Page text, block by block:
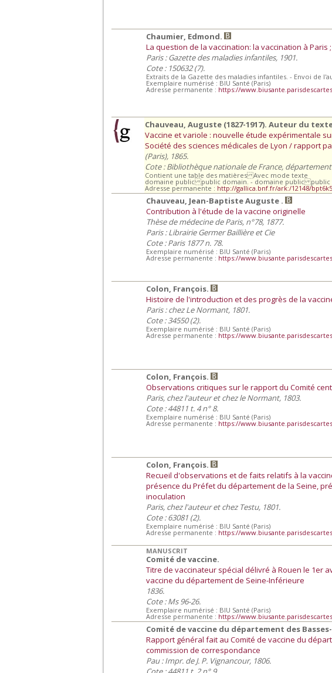
Chaumier, Edmond.
La question de la vaccination: la vaccination à Paris
Paris : Gazette des maladies infantiles, 1901.
Cote : 150632 (7).
Extraits de la Gazette des maladies infantiles. - Envoi de
Exemplaire numérisé : BIU Santé (Paris)
Adresse permanente : https://
Chauveau, Auguste (1827-1917). Auteur du
Vaccine et variole : nouvelle étude expérimentale
Société des sciences médicales de Lyon / rapport
(Paris), 1865.
Cote : Bibliothèque nationale de France, département
Contient une table des matières Avec mode texte
domaine public public domain. - domaine public public
Adresse permanente : http://gallica.bnf.fr/ark:/12148/
Chauveau, Jean-Baptiste Auguste .
Contribution à l'étude de la vaccine originelle
Thèse de médecine de Paris, n°78, 1877.
Paris : Librairie Germer Baillière et Cie
Cote : Paris 1877 n. 78.
Exemplaire numérisé : BIU Santé (Paris)
Adresse permanente : https://
Colon, François.
Histoire de l'introduction et des progrès de la
Paris : chez Le Normant, 1801.
Cote : 34550 (2).
Exemplaire numérisé : BIU Santé (Paris)
Adresse permanente : https://
Colon, François.
Observations critiques sur le rapport du Comité
Paris, chez l'auteur et chez le Normant, 1803.
Cote : 44811 t. 4 n° 8.
Exemplaire numérisé : BIU Santé (Paris)
Adresse permanente : https://
Colon, François.
Recueil d'observations et de faits relatifs à la
présence du Préfet du département de la Seine,
inoculation
Paris, chez l'auteur et chez Testu, 1801.
Cote : 63081 (2).
Exemplaire numérisé : BIU Santé (Paris)
Adresse permanente : https://
MANUSCRIT
Comité de vaccine.
Titre de vaccinateur spécial délivré à Rouen le 1er
vaccine du département de Seine-Inférieure
1836.
Cote : Ms 96-26.
Exemplaire numérisé : BIU Santé (Paris)
Adresse permanente : https://
Comité de vaccine du département des
Rapport général fait au Comité de vaccine du
commission de correspondance
Pau : Impr. de J. P. Vignancour, 1806.